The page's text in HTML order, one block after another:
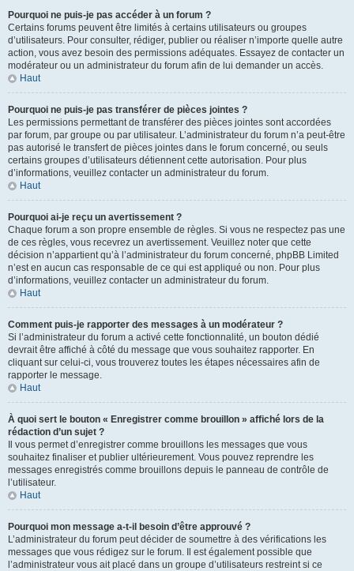
Pourquoi ne puis-je pas accéder à un forum ?
Certains forums peuvent être limités à certains utilisateurs ou groupes
d’utilisateurs. Pour consulter, rédiger, publier ou réaliser n’importe quelle autre
action, vous avez besoin des permissions adéquates. Essayez de contacter un
modérateur ou un administrateur du forum afin de lui demander un accès.
Haut
Pourquoi ne puis-je pas transférer de pièces jointes ?
Les permissions permettant de transférer des pièces jointes sont accordées
par forum, par groupe ou par utilisateur. L’administrateur du forum n’a peut-être
pas autorisé le transfert de pièces jointes dans le forum concerné, ou seuls
certains groupes d’utilisateurs détiennent cette autorisation. Pour plus
d’informations, veuillez contacter un administrateur du forum.
Haut
Pourquoi ai-je reçu un avertissement ?
Chaque forum a son propre ensemble de règles. Si vous ne respectez pas une
de ces règles, vous recevrez un avertissement. Veuillez noter que cette
décision n’appartient qu’à l’administrateur du forum concerné, phpBB Limited
n’est en aucun cas responsable de ce qui est appliqué ou non. Pour plus
d’informations, veuillez contacter un administrateur du forum.
Haut
Comment puis-je rapporter des messages à un modérateur ?
Si l’administrateur du forum a activé cette fonctionnalité, un bouton dédié
devrait être affiché à côté du message que vous souhaitez rapporter. En
cliquant sur celui-ci, vous trouverez toutes les étapes nécessaires afin de
rapporter le message.
Haut
À quoi sert le bouton « Enregistrer comme brouillon » affiché lors de la
rédaction d’un sujet ?
Il vous permet d’enregistrer comme brouillons les messages que vous
souhaitez finaliser et publier ultérieurement. Vous pouvez reprendre les
messages enregistrés comme brouillons depuis le panneau de contrôle de
l’utilisateur.
Haut
Pourquoi mon message a-t-il besoin d’être approuvé ?
L’administrateur du forum peut décider de soumettre à des vérifications les
messages que vous rédigez sur le forum. Il est également possible que
l’administrateur vous ait placé dans un groupe d’utilisateurs restreint si ce